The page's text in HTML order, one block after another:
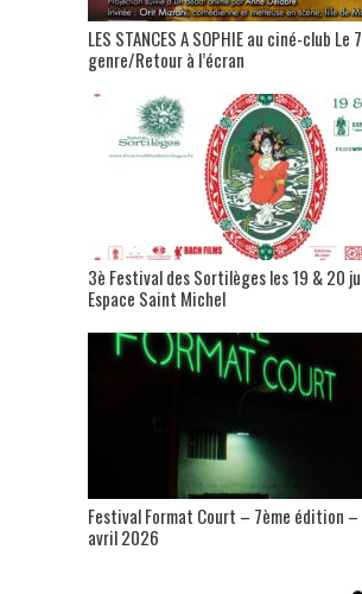
LES STANCES A SOPHIE au ciné-club Le
genre/Retour à l’écran
3è Festival des Sortilèges les 19 & 20
Espace Saint Michel
Festival Format Court – 7ème édition –
avril 2026